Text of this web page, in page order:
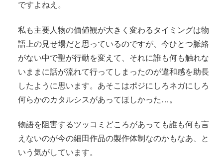
ですよねえ。
私も主要人物の価値観が大きく変わるタイミングは物
語上の見せ場だと思っているのですが、今ひとつ脈絡
がない中で聖が行動を変えて、それに誰も何も触れな
いままに話が流れて行ってしまったのが違和感を助長
したように思います。あそこはポジにしろネガにしろ
何らかのカタルシスがあってほしかった…。
物語を阻害するツッコミどころがあっても誰も何も言
えないのが今の細田作品の製作体制なのかもなあ、と
いう気がしています。